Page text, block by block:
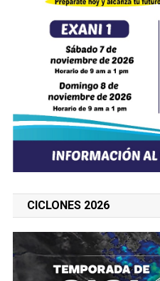
CICLONES 2026